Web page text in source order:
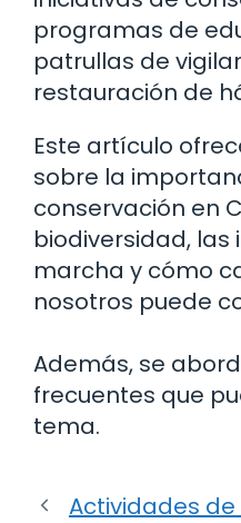
programas de
patrullas de
restauración de
Este artículo
sobre la
conservación en
biodiversidad, las
marcha y cómo
nosotros puede
Además, se
frecuentes que
tema.
Actividades